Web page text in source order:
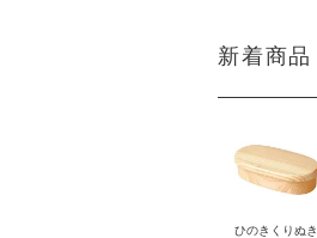
新着商品
ひのきくりぬき